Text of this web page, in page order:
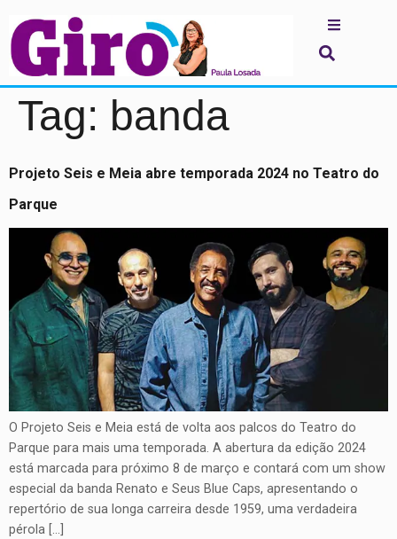
Tag: banda
Projeto Seis e Meia abre temporada 2024 no Teatro do
Parque
O Projeto Seis e Meia está de volta aos palcos do Teatro do
Parque para mais uma temporada. A abertura da edição 2024
está marcada para próximo 8 de março e contará com um show
especial da banda Renato e Seus Blue Caps, apresentando o
repertório de sua longa carreira desde 1959, uma verdadeira
pérola […]